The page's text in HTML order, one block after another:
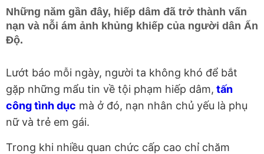
Những năm gần đây, hiếp dâm đã trở thành vấn
nạn và nỗi ám ảnh khủng khiếp của người dân Ấn
Độ.
Lướt báo mỗi ngày, người ta không khó để bắt
gặp những mẩu tin về tội phạm hiếp dâm, tấn
công tình dục mà ở đó, nạn nhân chủ yếu là phụ
nữ và trẻ em gái.
Trong khi nhiều quan chức cấp cao chỉ chăm